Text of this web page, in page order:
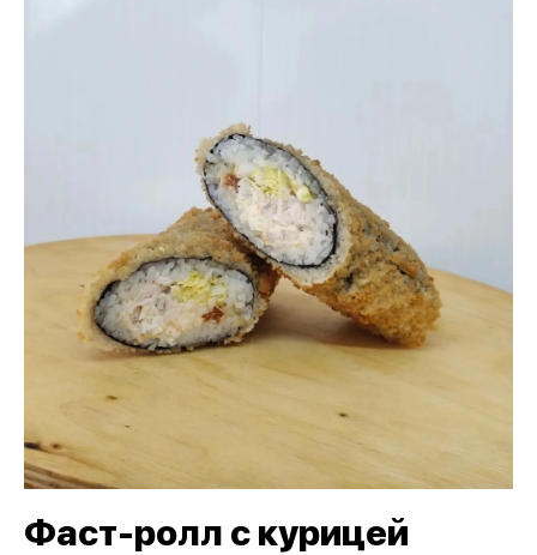
Фаст-ролл с курицей